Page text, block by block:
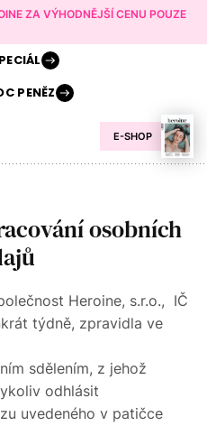
ZA VÝHODNĚJŠÍ CENU POUZE
E-SHOP
PENĚZ
osobních
Heroine, s.r.o., IČ
týdně, zpravidla ve
sdělením, z jehož
odhlásit
uvedeného v patičce